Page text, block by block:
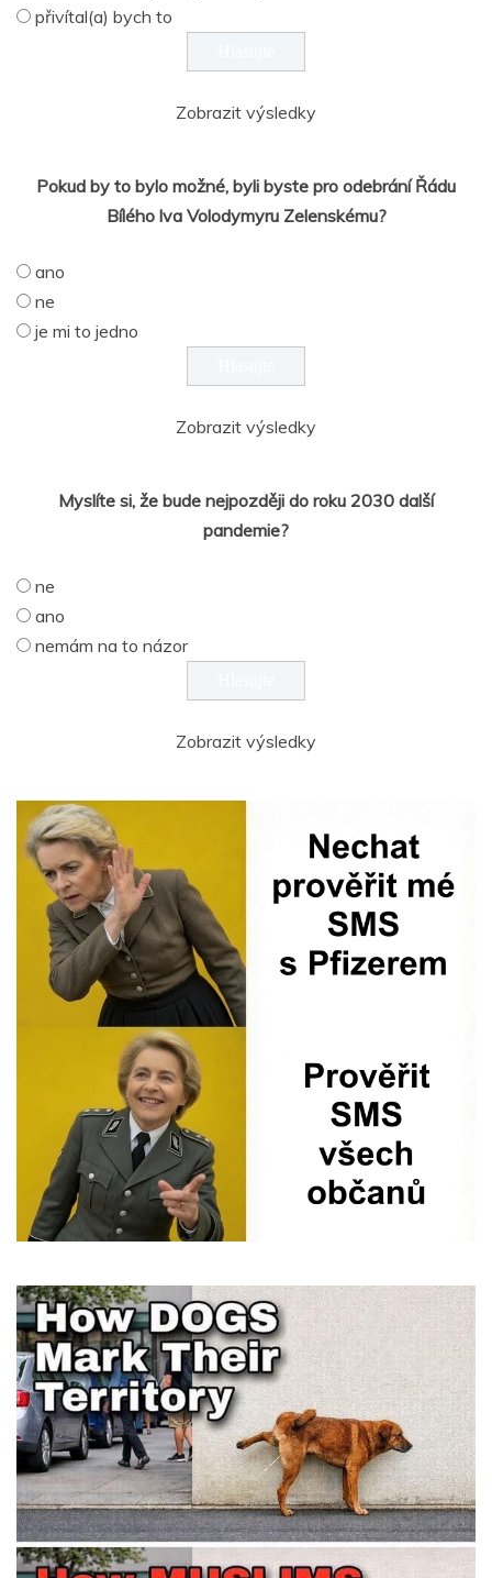
přivítal(a) bych to
Zobrazit výsledky
Pokud by to bylo možné, byli byste pro odebrání Řádu
Bílého lva Volodymyru Zelenskému?
ano
ne
je mi to jedno
Zobrazit výsledky
Myslíte si, že bude nejpozději do roku 2030 další
pandemie?
ne
ano
nemám na to názor
Zobrazit výsledky